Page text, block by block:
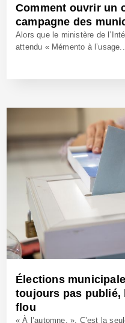
Comment ouvrir un
campagne des
Alors que le ministère de
attendu « Mémento à l’usage...
4 Déc 2025 - Réf: BW42909
Élections
toujours pas publié,
flou
« À l’automne. ». C’est la